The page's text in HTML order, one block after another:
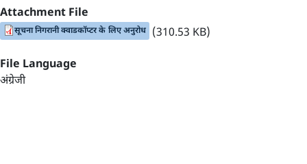
Attachment File
सूचना निगरानी क्वाडकॉप्टर के लिए अनुरोध (310.53 KB)
File Language
अंग्रेजी